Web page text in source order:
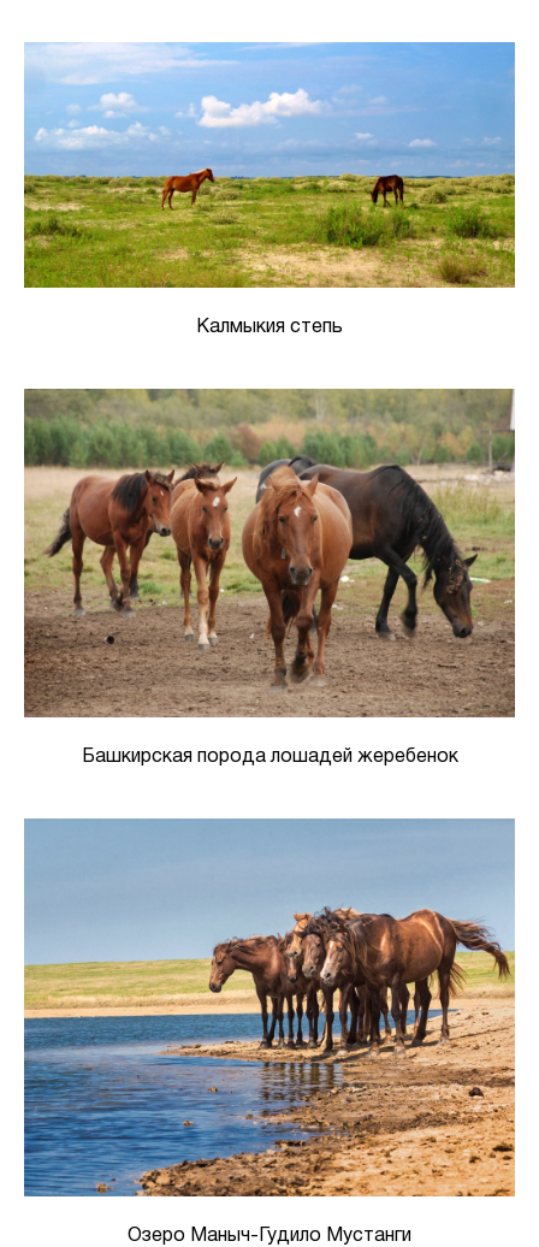
Калмыкия степь
Башкирская порода лошадей жеребенок
Озеро Маныч-Гудило Мустанги